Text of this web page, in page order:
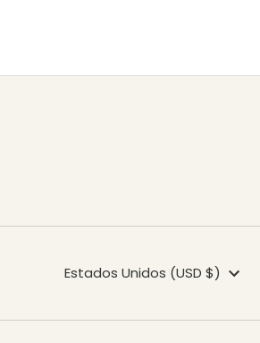
Moneda
Estados Unidos (USD $)